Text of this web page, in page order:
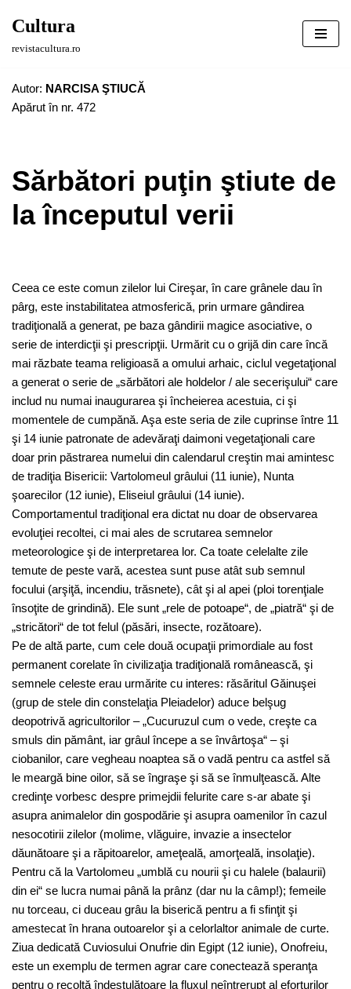
Sari
Cultura
revistacultura.ro
Autor: NARCISA ŞTIUCĂ
Apărut în nr. 472
Sărbători puţin ştiute de
la începutul verii
Ceea ce este comun zilelor lui Cireşar, în care grânele dau în
pârg, este instabilitatea atmosferică, prin urmare gândirea
tradiţională a generat, pe baza gândirii magice asociative, o
serie de interdicţii şi prescripţii. Urmărit cu o grijă din care încă
mai răzbate teama religioasă a omului arhaic, ciclul vegetaţional
a generat o serie de „sărbători ale holdelor / ale secerişului“ care
includ nu numai inaugurarea şi încheierea acestuia, ci şi
momentele de cumpănă. Aşa este seria de zile cuprinse între 11
şi 14 iunie patronate de adevăraţi daimoni vegetaţionali care
doar prin păstrarea numelui din calendarul creştin mai amintesc
de tradiţia Bisericii: Vartolomeul grâului (11 iunie), Nunta
şoarecilor (12 iunie), Eliseiul grâului (14 iunie).
Comportamentul tradiţional era dictat nu doar de observarea
evoluţiei recoltei, ci mai ales de scrutarea semnelor
meteorologice şi de interpretarea lor. Ca toate celelalte zile
temute de peste vară, acestea sunt puse atât sub semnul
focului (arşiţă, incendiu, trăsnete), cât şi al apei (ploi torenţiale
însoţite de grindină). Ele sunt „rele de potoape“, de „piatră“ şi de
„stricători“ de tot felul (păsări, insecte, rozătoare).
Pe de altă parte, cum cele două ocupaţii primordiale au fost
permanent corelate în civilizaţia tradiţională românească, şi
semnele celeste erau urmărite cu interes: răsăritul Găinuşei
(grup de stele din constelaţia Pleiadelor) aduce belşug
deopotrivă agricultorilor – „Cucuruzul cum o vede, creşte ca
smuls din pământ, iar grâul începe a se învârtoşa“ – şi
ciobanilor, care vegheau noaptea să o vadă pentru ca astfel să
le meargă bine oilor, să se îngraşe şi să se înmulţească. Alte
credinţe vorbesc despre primejdii felurite care s-ar abate şi
asupra animalelor din gospodărie şi asupra oamenilor în cazul
nesocotirii zilelor (molime, vlăguire, invazie a insectelor
dăunătoare şi a răpitoarelor, ameţeală, amorţeală, insolaţie).
Pentru că la Vartolomeu „umblă cu nourii şi cu halele (balaurii)
din ei“ se lucra numai până la prânz (dar nu la câmp!); femeile
nu torceau, ci duceau grâu la biserică pentru a fi sfinţit şi
amestecat în hrana outoarelor şi a celorlaltor animale de curte.
Ziua dedicată Cuviosului Onufrie din Egipt (12 iunie), Onofreiu,
este un exemplu de termen agrar care conectează speranţa
pentru o recoltă îndestulătoare la fluxul neîntrerupt al eforturilor